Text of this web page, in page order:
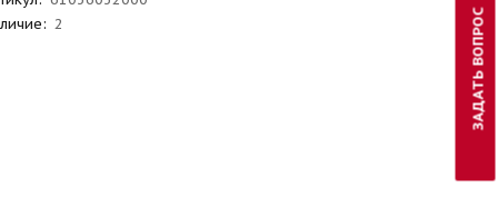
2 ЗАДАТЬ ВОПРОС